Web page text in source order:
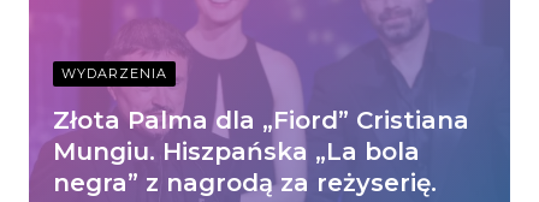
WYDARZENIA
Złota Palma dla „Fiord” Cristiana
Mungiu. Hiszpańska „La bola
negra” z nagrodą za reżyserię.